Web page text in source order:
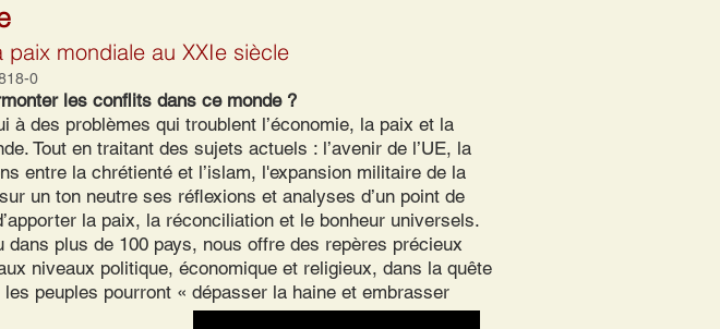
mondiale au XXIe siècle
0
les conflits dans ce monde ?
à des problèmes qui troublent l’économie, la paix et la
Tout en traitant des sujets actuels : l’avenir de l’UE, la
entre la chrétienté et l’islam, l'expansion militaire de la
un ton neutre ses réflexions et analyses d’un point de
la paix, la réconciliation et le bonheur universels.
plus de 100 pays, nous offre des repères précieux
niveaux politique, économique et religieux, dans la quête
les peuples pourront « dépasser la haine et embrasser